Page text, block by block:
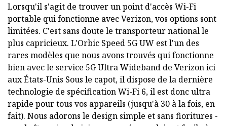
Lorsqu'il s'agit de trouver un point d'accès Wi-Fi
portable qui fonctionne avec Verizon, vos options sont
limitées. C'est sans doute le transporteur national le
plus capricieux. L'Orbic Speed ​​5G UW est l'un des
rares modèles que nous avons trouvés qui fonctionne
bien avec le service 5G Ultra Wideband de Verizon ici
aux États-Unis Sous le capot, il dispose de la dernière
technologie de spécification Wi-Fi 6, il est donc ultra
rapide pour tous vos appareils (jusqu'à 30 à la fois, en
fait). Nous adorons le design simple et sans fioritures -